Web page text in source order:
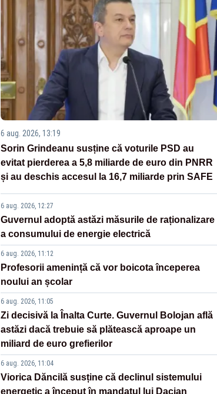
6 aug. 2026, 13:19
Sorin Grindeanu susține că voturile PSD au
evitat pierderea a 5,8 miliarde de euro din PNRR
și au deschis accesul la 16,7 miliarde prin SAFE
6 aug. 2026, 12:27
Guvernul adoptă astăzi măsurile de raționalizare
a consumului de energie electrică
6 aug. 2026, 11:12
Profesorii amenință că vor boicota începerea
noului an școlar
6 aug. 2026, 11:05
Zi decisivă la Înalta Curte. Guvernul Bolojan află
astăzi dacă trebuie să plătească aproape un
miliard de euro grefierilor
6 aug. 2026, 11:04
Viorica Dăncilă susține că declinul sistemului
energetic a început în mandatul lui Dacian